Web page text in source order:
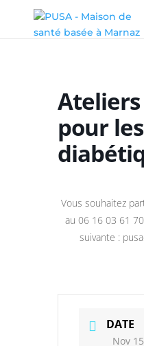
pour
Vous souhaitez
au 06 16 03 61
suivante :
DATE
Nov